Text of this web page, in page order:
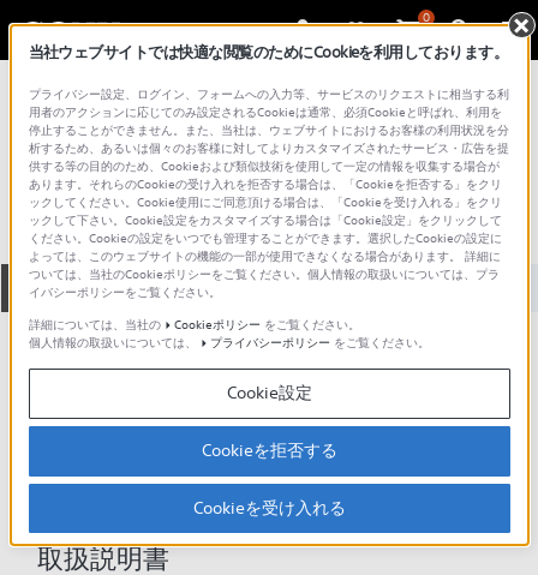
0
総合サポート・お問い合わせ プロフェッショナル／業務用
JPT284P/PP
全て ダウンロード 取扱説明書 Q&A
ダウンロード
現在、本ページで提供されているアップデート情報はありませ
取扱説明書
当社ウェブサイトでは快適な閲覧のためにCookieを利用しております。
プライバシー設定、ログイン、フォームへの入力等、サービスのリクエストに相当する利
用者のアクションに応じてのみ設定されるCookieは通常、必須Cookieと呼ばれ、利用を
停止することができません。また、当社は、ウェブサイトにおけるお客様の利用状況を分
析するため、あるいは個々のお客様に対してよりカスタマイズされたサービス・広告を提
供する等の目的のため、Cookieおよび類似技術を使用して一定の情報を収集する場合が
あります。それらのCookieの受け入れを拒否する場合は、「Cookieを拒否する」をクリ
ックしてください。Cookie使用にご同意頂ける場合は、「Cookieを受け入れる」をクリ
ックして下さい。Cookie設定をカスタマイズする場合は「Cookie設定」をクリックして
ください。Cookieの設定をいつでも管理することができます。選択したCookieの設定に
よっては、このウェブサイトの機能の一部が使用できなくなる場合があります。 詳細に
ついては、当社のCookieポリシーをご覧ください。個人情報の取扱いについては、プラ
イバシーポリシーをご覧ください。
詳細については、当社の
Cookieポリシー をご覧ください。
個人情報の取扱いについては、
プライバシーポリシー をご覧ください。
Cookie設定
Cookieを拒否する
Cookieを受け入れる